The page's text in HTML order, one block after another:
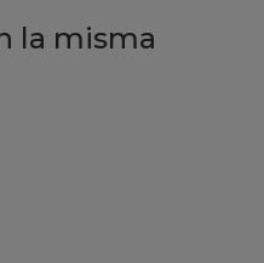
la misma